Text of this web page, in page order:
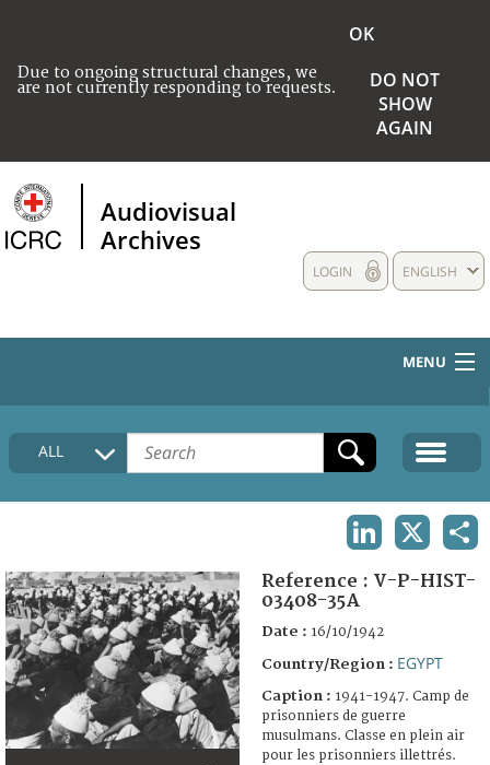
Due to ongoing structural changes, we
are not currently responding to requests.
OK
DO NOT
SHOW
AGAIN
Audiovisual
Archives
ENGLISH
LOGIN
MENU
HOME
COLLECTIONS DESCRIPTION
FAQ
ALL
Reference : V-P-HIST-
03408-35A
Date : 16/10/1942
Country/Region : EGYPT
Caption : 1941-1947. Camp de
prisonniers de guerre
musulmans. Classe en plein air
pour les prisonniers illettrés.